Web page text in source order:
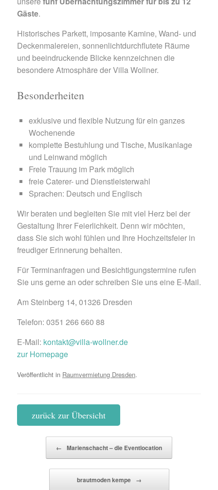
Gäste.
Historisches Parkett, imposante Kamine, Wand- und
Deckenmalereien, sonnenlichtdurchflutete Räume
und beeindruckende Blicke kennzeichnen die
besondere Atmosphäre der Villa Wollner.
Besonderheiten
exklusive und flexible Nutzung für ein ganzes
Wochenende
komplette Bestuhlung und Tische, Musikanlage
und Leinwand möglich
Freie Trauung im Park möglich
freie Caterer- und Dienstleisterwahl
Sprachen: Deutsch und Englisch
Wir beraten und begleiten Sie mit viel Herz bei der
Gestaltung Ihrer Feierlichkeit. Denn wir möchten,
dass Sie sich wohl fühlen und Ihre Hochzeitsfeier in
freudiger Erinnerung behalten.
Für Terminanfragen und Besichtigungstermine rufen
Sie uns gerne an oder schreiben Sie uns eine E-Mail.
Am Steinberg 14, 01326 Dresden
Telefon: 0351 266 660 88
E-Mail: kontakt@villa-wollner.de
zur Homepage
Veröffentlicht in Raumvermietung Dresden.
zurück zur Übersicht
← Marienschacht – die Eventlocation
brautmoden kempe →